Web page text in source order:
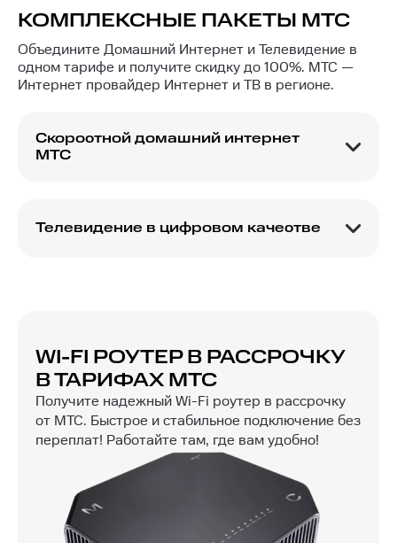
КОМПЛЕКСНЫЕ ПАКЕТЫ МТС
Объедините Домашний Интернет и Телевидение в
одном тарифе и получите скидку до 100%. МТС —
Интернет провайдер Интернет и ТВ в регионе.
Скоростной домашний интернет
МТС
Подключите домашний интернет МГТС один из
Телевидение в цифровом качестве
провайдера. Подключите МТС Интернет и ТВ и
продолжите просмотр на телефоне или
планшете при помощи мобильного приложения.
WI-FI РОУТЕР В РАССРОЧКУ
В ТАРИФАХ МТС
Получите надежный Wi-Fi роутер в рассрочку
от МТС. Быстрое и стабильное подключение без
переплат! Работайте там, где вам удобно!